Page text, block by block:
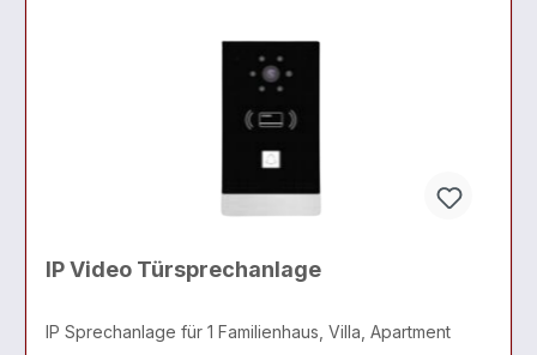
IP Video Türsprechanlage
IP Sprechanlage für 1 Familienhaus, Villa, Apartment